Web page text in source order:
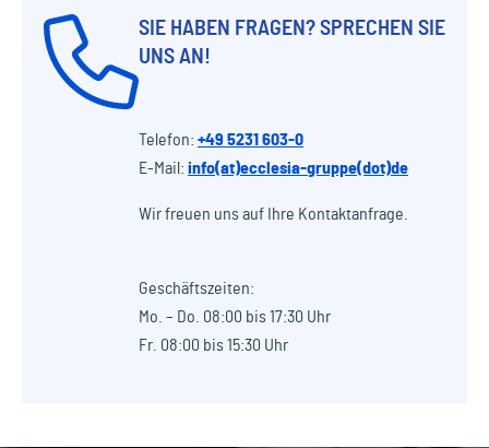
SIE HABEN FRAGEN? SPRECHEN SIE
UNS AN!
Telefon: +49 5231 603-0
E-Mail: info(at)ecclesia-gruppe(dot)de
Wir freuen uns auf Ihre Kontaktanfrage.
Geschäftszeiten:
Mo. – Do. 08:00 bis 17:30 Uhr
Fr. 08:00 bis 15:30 Uhr